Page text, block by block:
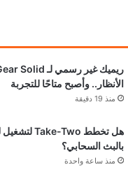
الأنظار.. وأصبح متاحًا للتجربة
منذ 19 دقيقة
بالبث السحابي؟
منذ ساعة واحدة